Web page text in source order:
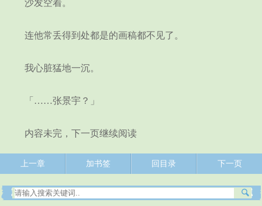
沙发空着。
连他常丢得到处都是的画稿都不见了。
我心脏猛地一沉。
「……张景宇？」
内容未完，下一页继续阅读
上一章 加书签 回目录 下一页